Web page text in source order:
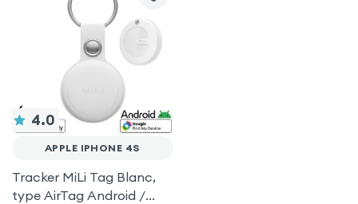
4.0
APPLE IPHONE 4S
Tracker MiLi Tag Blanc,
type AirTag Android /